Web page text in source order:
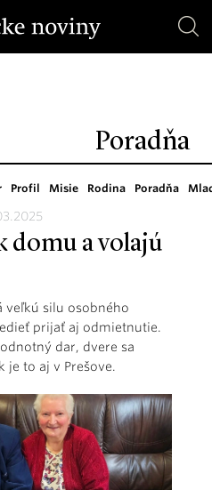
Poradňa
Profil Misie Rodina Poradňa
domu a volajú
veľkú silu osobného
prijať aj odmietnutie.
dar, dvere sa
je to aj v Prešove.